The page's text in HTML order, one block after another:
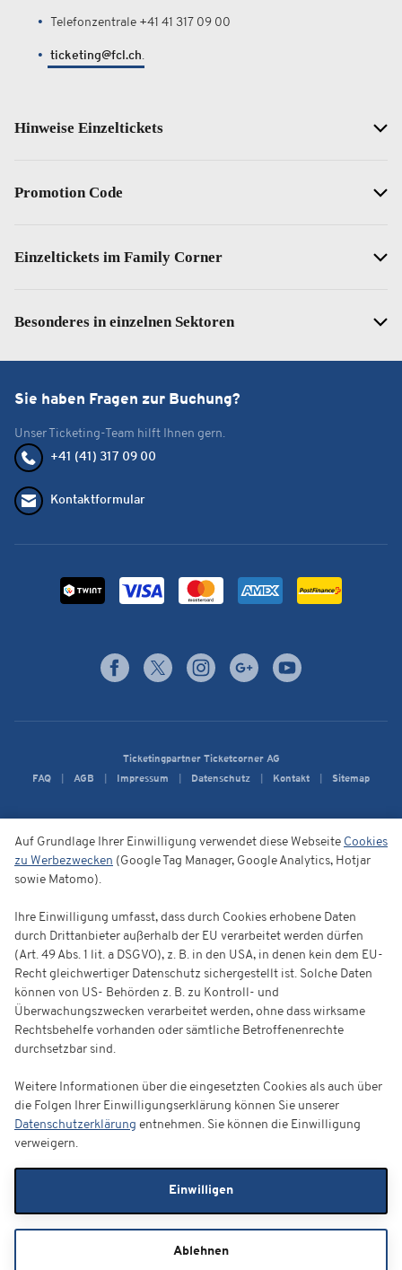
Telefonzentrale +41 41 317 09 00
ticketing@fcl.ch.
Hinweise Einzeltickets
Promotion Code
Einzeltickets im Family Corner
Besonderes in einzelnen Sektoren
Sie haben Fragen zur Buchung?
Unser Ticketing-Team hilft Ihnen gern.
+41 (41) 317 09 00
Kontaktformular
Ticketingpartner Ticketcorner AG
FAQ
AGB Impressum Datenschutz Kontakt Sitemap
Auf Grundlage Ihrer Einwilligung verwendet diese Webseite Cookies
zu Werbezwecken (Google Tag Manager, Google Analytics, Hotjar
sowie Matomo).
Ihre Einwilligung umfasst, dass durch Cookies erhobene Daten
durch Drittanbieter außerhalb der EU verarbeitet werden dürfen
(Art. 49 Abs. 1 lit. a DSGVO), z. B. in den USA, in denen kein dem EU-
Recht gleichwertiger Datenschutz sichergestellt ist. Solche Daten
können von US- Behörden z. B. zu Kontroll- und
Überwachungszwecken verarbeitet werden, ohne dass wirksame
Rechtsbehelfe vorhanden oder sämtliche Betroffenenrechte
durchsetzbar sind.
Weitere Informationen über die eingesetzten Cookies als auch über
die Folgen Ihrer Einwilligungserklärung können Sie unserer
Datenschutzerklärung entnehmen. Sie können die Einwilligung
verweigern.
Einwilligen
Ablehnen